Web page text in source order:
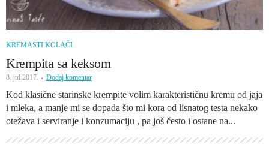
KREMASTI KOLAČI
Krempita sa keksom
8. jul 2017. Dodaj komentar
Kod klasične starinske krempite volim karakterističnu kremu od jaja
i mleka, a manje mi se dopada što mi kora od lisnatog testa nekako
otežava i serviranje i konzumaciju , pa još često i ostane na...